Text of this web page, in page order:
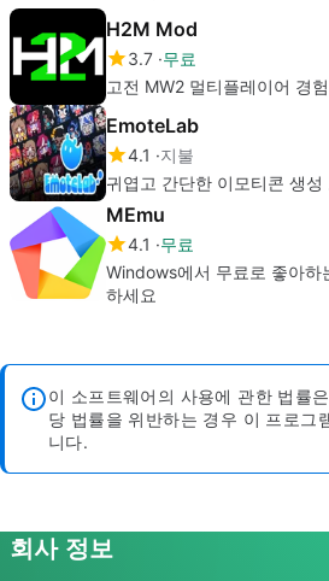
H2M Mod
3.7 무료
고전 MW2 멀티플레이어 경
EmoteLab
4.1
지불
귀엽고 간단한 이모티콘 생성
MEmu
4.1
무료
Windows에서 무료로 좋아하
하세요
이 소프트웨어의 사용에 관한 법률
당 법률을 위반하는 경우 이 프로그
니다.
회사 정보